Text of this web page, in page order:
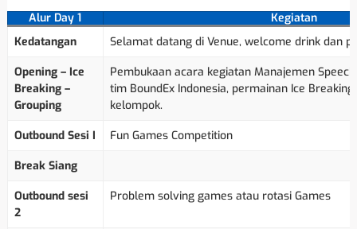
Alur Day 1
Kegiatan
Kedatangan
Selamat datang di Venue, welcome drink dan
Opening – Ice
Breaking –
Grouping
Pembukaan acara kegiatan Manajemen
tim BoundEx Indonesia, permainan Ice
kelompok.
Outbound Sesi I
Fun Games Competition
Break Siang
Outbound sesi
2
Problem solving games atau rotasi Games